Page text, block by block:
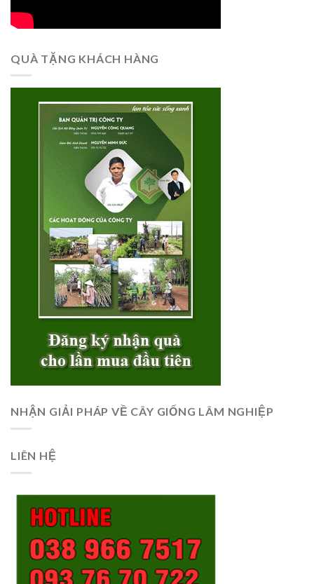
QUÀ TẶNG KHÁCH HÀNG
NHẬN GIẢI PHÁP VỀ CÂY GIỐNG LÂM NGHIỆP
LIÊN HỆ